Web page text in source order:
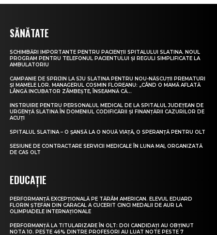
SĂNĂTATE
SCHIMBĂRI IMPORTANTE PENTRU PACIENȚII SPITALULUI SLATINA. NOUL
PROGRAM PENTRU TELEFONUL PACIENTULUI ȘI REGULI SIMPLIFICATE LA
AMBULATORIU
CAMPANIE DE SPRIJIN LA SJU SLATINA PENTRU NOU-NĂSCUȚII PREMATURI
ȘI MAMELE LOR. MANAGERUL COSMIN FLOREANU: „CÂND O MAMĂ AFLATĂ
LÂNGĂ INCUBATOR ZÂMBEȘTE, ÎNSEAMNĂ CĂ...
INSTRUIRE PENTRU PERSONALUL MEDICAL DE LA SPITALUL JUDEȚEAN DE
URGENȚĂ SLATINA ÎN DOMENIUL CODIFICĂRII ȘI FINANȚĂRII CAZURILOR DE
ACUȚI
SPITALUL SLATINA – O ȘANSĂ LA O NOUĂ VIAȚĂ, O SPERANȚĂ PENTRU OLT
SESIUNE DE CONTRACTARE SERVICII MEDICALE ÎN LUNA MAI, ORGANIZATĂ
DE CAS OLT
EDUCAȚIE
PERFORMANȚĂ EXCEPȚIONALĂ PE TĂRÂM AMERICAN. ELEVUL EDUARD
FLORIN ȘTEFAN DIN CARACAL A CUCERIT CINCI MEDALII DE AUR LA
OLIMPIADELE INTERNAȚIONALE
PERFORMANȚĂ LA TITULARIZARE ÎN OLT: DOI CANDIDAȚI AU OBȚINUT
NOTA 10. PESTE 46% DINTRE PROFESORI AU LUAT NOTE PESTE 7